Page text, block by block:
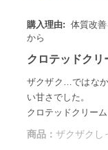
購入理由: 体質改
から
クロテッドクリ
ザクザク…ではな
い甘さでした。
クロテッドクリー
商品： ザクザクし